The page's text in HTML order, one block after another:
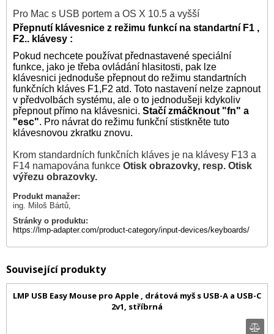
Pro Mac s USB portem a OS X 10.5 a vyšší
Přepnutí klávesnice z režimu funkcí na standartní F1 ,
F2.. klávesy :
Pokud nechcete používat přednastavené speciální
funkce, jako je třeba ovládání hlasitosti, pak lze
klávesnici jednoduše přepnout do režimu standartních
funkčních kláves F1,F2 atd. Toto nastavení nelze zapnout
v předvolbách systému, ale o to jednodušeji kdykoliv
přepnout přímo na klávesnici. Stačí zmáčknout "fn" a
"esc". Pro návrat do režimu funkční stistkněte tuto
klávesnovou zkratku znovu.
Krom standardních funkčních kláves je na klávesy F13 a
F14 namapována funkce Otisk obrazovky, resp. Otisk
výřezu obrazovky.
Produkt manažer:
ing. Miloš Bártů,
Stránky o produktu:
https://lmp-adapter.com/product-category/input-devices/keyboards/
Související produkty
LMP USB Easy Mouse pro Apple , drátová myš s USB-A a USB-C
2v1, stříbrná